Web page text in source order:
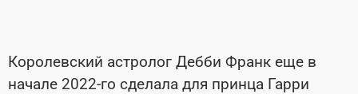
Королевский астролог Дебби Франк еще в
начале 2022-го сделала для принца Гарри